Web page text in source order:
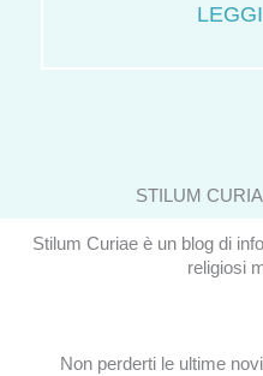
STILUM
Stilum Curiae è un blog di
religiosi
Non perderti le ultime